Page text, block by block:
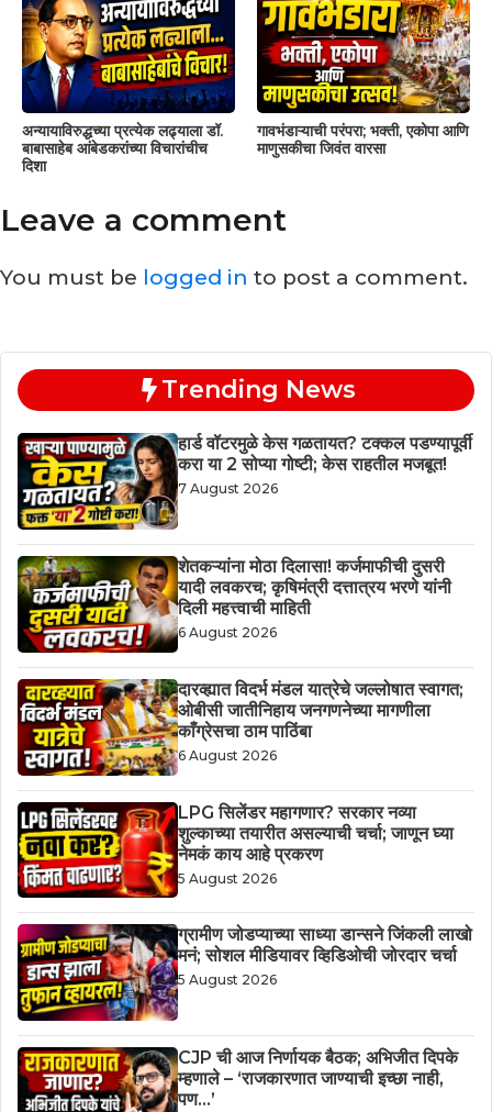
अन्यायाविरुद्धच्या प्रत्येक लढ्याला डॉ.
बाबासाहेब आंबेडकरांच्या विचारांचीच
दिशा
गावभंडाऱ्याची परंपरा; भक्ती, एकोपा आणि
माणुसकीचा जिवंत वारसा
Leave a comment
You must be logged in to post a comment.
Trending News
हार्ड वॉटरमुळे केस गळतायत? टक्कल पडण्यापूर्वी
करा या 2 सोप्या गोष्टी; केस राहतील मजबूत!
7 August 2026
शेतकऱ्यांना मोठा दिलासा! कर्जमाफीची दुसरी
यादी लवकरच; कृषिमंत्री दत्तात्रय भरणे यांनी
दिली महत्त्वाची माहिती
6 August 2026
दारव्ह्यात विदर्भ मंडल यात्रेचे जल्लोषात स्वागत;
ओबीसी जातीनिहाय जनगणनेच्या मागणीला
काँग्रेसचा ठाम पाठिंबा
6 August 2026
LPG सिलेंडर महागणार? सरकार नव्या
शुल्काच्या तयारीत असल्याची चर्चा; जाणून घ्या
नेमकं काय आहे प्रकरण
5 August 2026
ग्रामीण जोडप्याच्या साध्या डान्सने जिंकली लाखो
मनं; सोशल मीडियावर व्हिडिओची जोरदार चर्चा
5 August 2026
CJP ची आज निर्णायक बैठक; अभिजीत दिपके
म्हणाले – ‘राजकारणात जाण्याची इच्छा नाही,
पण…’